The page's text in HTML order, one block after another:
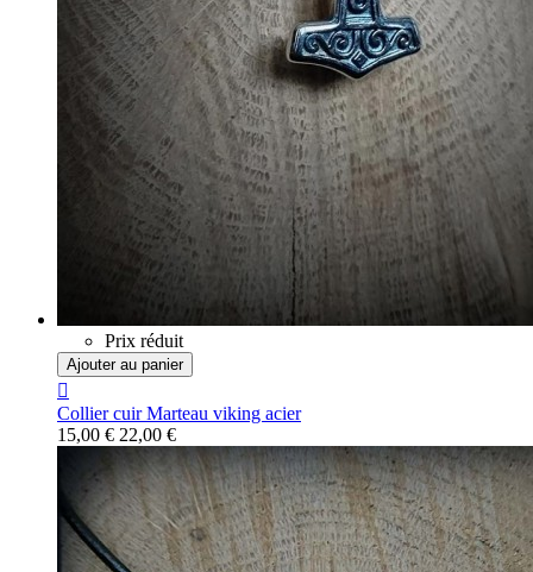
Prix réduit
Ajouter au panier

Collier cuir Marteau viking acier
15,00 € 22,00 €